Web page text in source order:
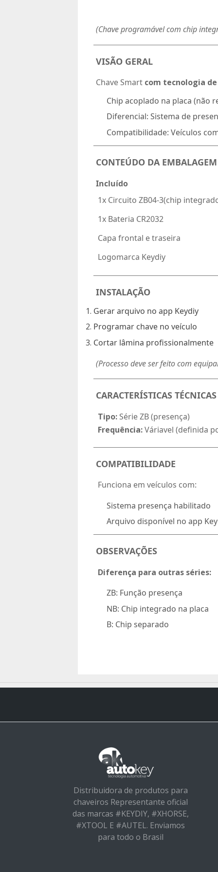
(Chave programável com chip
VISÃO GERAL
Chave Smart com tecnologia
Chip acoplado na placa (não
Diferencial: Sistema de
Compatibilidade: Veículos
CONTEÚDO DA EMBALAGEM
Incluído
 1x Circuito ZB04-3(chip
 1x Bateria CR2032
 Capa frontal e traseira
 Logomarca Keydiy
INSTALAÇÃO
Gerar arquivo no app Keydiy
Programar chave no veículo
Cortar lâmina profissionalmente
(Processo deve ser feito com
CARACTERÍSTICAS TÉCNICAS
Tipo:Série ZB (presença)
Frequência:Váriavel (definida
COMPATIBILIDADE
 Funciona em veículos com:
Sistema presença habilitado
Arquivo disponível no app
OBSERVAÇÕES
Diferença para outras séries:
ZB: Função presença
NB: Chip integrado na placa
B: Chip separado
Distribuidora de produtos para
chaveiros Representante oficial
das marcas #KEYDIY, #XHORSE,
#XTOOL E #AUTEL. Enviamos
para todo o Brasil